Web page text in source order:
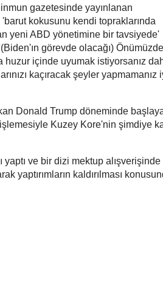
gazetesinde yayınlanan
'barut kokusunu kendi topraklarında
yeni ABD yönetimine bir tavsiyede'
görevde olacağı)
huzur içinde uyumak istiyorsanız
kaçıracak şeyler yapmamanız
Donald Trump döneminde
Kuzey Kore'nin şimdiye
ve bir dizi mektup alışverişinde
yaptırımların kaldırılması